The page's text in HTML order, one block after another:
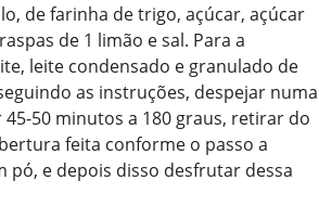
de farinha de trigo, açúcar, açúcar
de 1 limão e sal. Para a
leite condensado e granulado de
as instruções, despejar numa
50 minutos a 180 graus, retirar do
feita conforme o passo a
pó, e depois disso desfrutar dessa